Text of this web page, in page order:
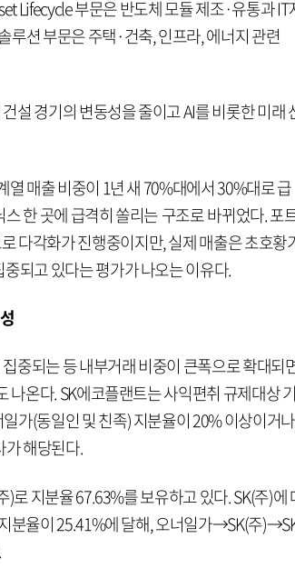
Lifecycle 부문은 반도체 모듈 제조·유통과 IT
루션 부문은 주택·건축, 인프라, 에너지 관련
설 경기의 변동성을 줄이고 AI를 비롯한 미래
매출 비중이 1년 새 70%대에서 30%대로 급
한 곳에 급격히 쏠리는 구조로 바뀌었다. 포
다각화가 진행중이지만, 실제 매출은 초호황
되고 있다는 평가가 나오는 이유다.
중되는 등 내부거래 비중이 큰폭으로 확대되
나온다. SK에코플랜트는 사익편취 규제대상 기
가(동일인 및 친족) 지분율이 20% 이상이거
가 해당된다.
로 지분율 67.63%를 보유하고 있다. SK(주)에
분율이 25.41%에 달해, 오너일가→SK(주